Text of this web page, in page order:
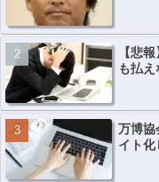
【悲
も払え
万博
イト化